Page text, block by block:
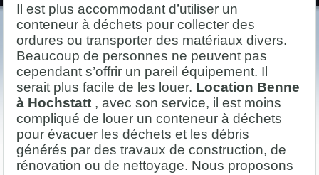
Il est plus accommodant d’utiliser un
conteneur à déchets pour collecter des
ordures ou transporter des matériaux divers.
Beaucoup de personnes ne peuvent pas
cependant s’offrir un pareil équipement. Il
serait plus facile de les louer. Location Benne
à Hochstatt , avec son service, il est moins
compliqué de louer un conteneur à déchets
pour évacuer les déchets et les débris
générés par des travaux de construction, de
rénovation ou de nettoyage. Nous proposons